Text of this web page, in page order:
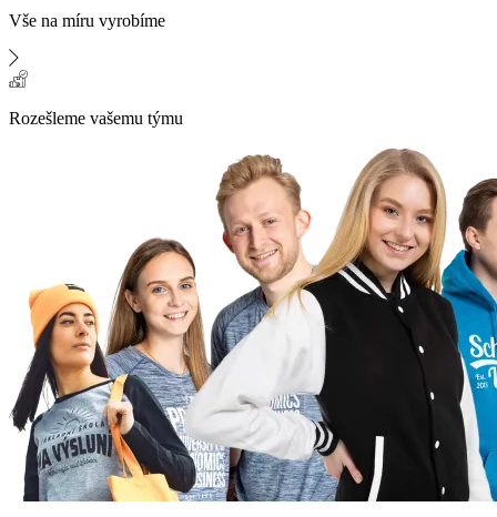
Vše na míru vyrobíme
Rozešleme vašemu týmu